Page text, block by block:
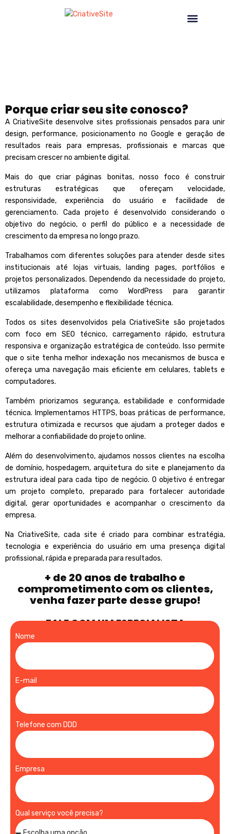
Porque criar seu site conosco?
A CriativeSite desenvolve sites profissionais pensados para unir
design, performance, posicionamento no Google e geração de
resultados reais para empresas, profissionais e marcas que
precisam crescer no ambiente digital.
Mais do que criar páginas bonitas, nosso foco é construir
estruturas estratégicas que ofereçam velocidade,
responsividade, experiência do usuário e facilidade de
gerenciamento. Cada projeto é desenvolvido considerando o
objetivo do negócio, o perfil do público e a necessidade de
crescimento da empresa no longo prazo.
Trabalhamos com diferentes soluções para atender desde sites
institucionais até lojas virtuais, landing pages, portfólios e
projetos personalizados. Dependendo da necessidade do projeto,
utilizamos plataforma comoWordPress para garantir
escalabilidade, desempenho e flexibilidade técnica.
Todos os sites desenvolvidos pela CriativeSite são projetados
com foco em SEO técnico, carregamento rápido, estrutura
responsiva e organização estratégica de conteúdo. Isso permite
que o site tenha melhor indexação nos mecanismos de busca e
ofereça uma navegação mais eficiente em celulares, tablets e
computadores.
Também priorizamos segurança, estabilidade e conformidade
técnica. Implementamos HTTPS, boas práticas de performance,
estrutura otimizada e recursos que ajudam a proteger dados e
melhorar a confiabilidade do projeto online.
Além do desenvolvimento, ajudamos nossos clientes na escolha
de domínio, hospedagem, arquitetura do site e planejamento da
estrutura ideal para cada tipo de negócio. O objetivo é entregar
um projeto completo, preparado para fortalecer autoridade
digital, gerar oportunidades e acompanhar o crescimento da
empresa.
Na CriativeSite, cada site é criado para combinar estratégia,
tecnologia e experiência do usuário em uma presença digital
profissional, rápida e preparada para resultados.
+ de 20 anos de trabalho e
comprometimento com os clientes,
venha fazer parte desse grupo!
FALE COM UM ESPECIALISTA
Nome
E-mail
Telefone com DDD
Empresa
Qual serviço você precisa?